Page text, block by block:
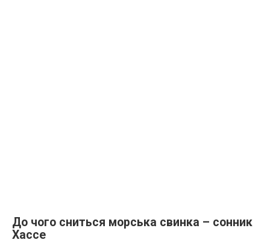
До чого сниться морська свинка – сонник
Хассе